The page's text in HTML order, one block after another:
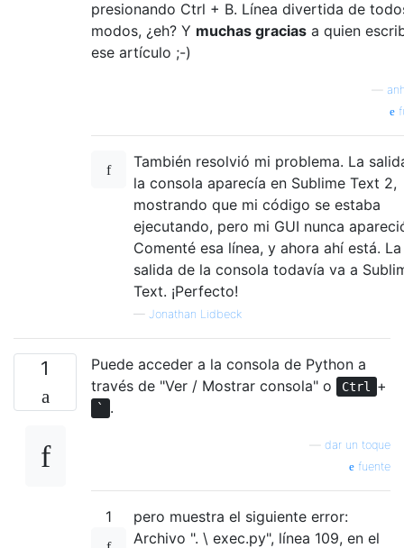
presionando Ctrl + B. Línea divertida de
modos, ¿eh? Y muchas gracias a quien
ese artículo ;-)
También resolvió mi problema. La
la consola aparecía en Sublime Text 2,
mostrando que mi código se estaba
ejecutando, pero mi GUI nunca
Comenté esa línea, y ahora ahí está. La
salida de la consola todavía va a
Text. ¡Perfecto!
— Jonathan Lidbeck
1
Puede acceder a la consola de Python a
través de "Ver / Mostrar consola" o
Ctrl +
` .
dar un toque
fuente
1
pero muestra el siguiente error:
Archivo ". \ exec.py", línea 109, en el